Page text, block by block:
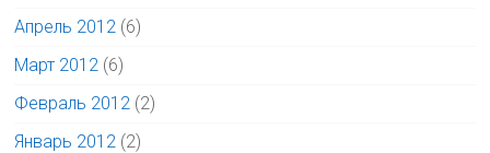
Апрель 2012 (6)
Март 2012 (6)
Февраль 2012 (2)
Январь 2012 (2)